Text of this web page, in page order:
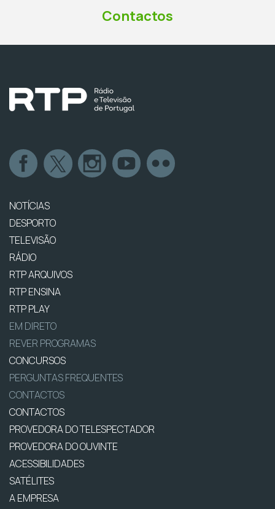
Contactos
NOTÍCIAS
DESPORTO
TELEVISÃO
RÁDIO
RTP ARQUIVOS
RTP ENSINA
RTP PLAY
EM DIRETO
REVER PROGRAMAS
CONCURSOS
PERGUNTAS FREQUENTES
CONTACTOS
CONTACTOS
PROVEDORA DO TELESPECTADOR
PROVEDORA DO OUVINTE
ACESSIBILIDADES
SATÉLITES
A EMPRESA